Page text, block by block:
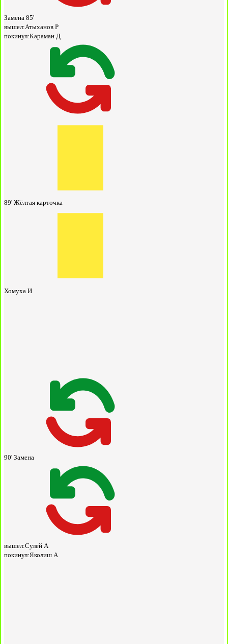
Замена 85'
вышел:Атыханов Р
покинул:Караман Д
89' Жёлтая карточка
Хомуха И
90' Замена
вышел:Сулей А
покинул:Яколиш А